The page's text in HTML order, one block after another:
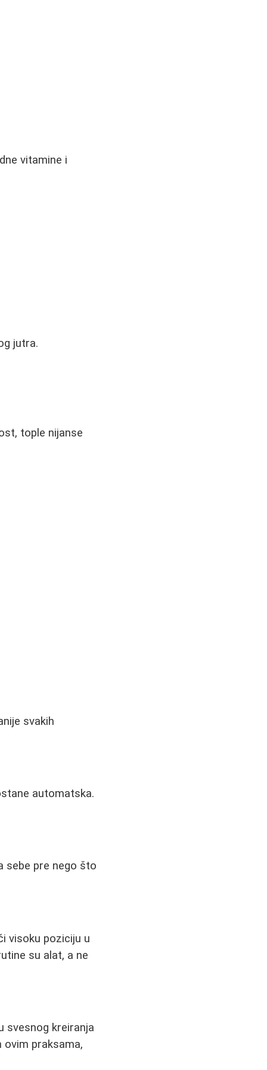
vitamine i
jutra.
tople nijanse
svakih
automatska.
sebe pre nego što
visoku poziciju u
su alat, a ne
svesnog kreiranja
ovim praksama,